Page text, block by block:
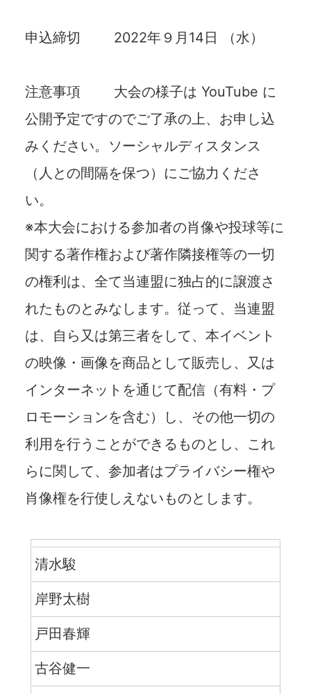
申込締切 2022年９⽉14⽇ （水）
注意事項 ⼤会の様⼦は YouTube に
公開予定ですのでご了承の上、お申し込
みください。ソーシャルディスタンス
（⼈との間隔を保つ）にご協⼒くださ
い。
※本⼤会における参加者の肖像や投球等に
関する著作権および著作隣接権等の⼀切
の権利は、全て当連盟に独占的に譲渡さ
れたものとみなします。従って、当連盟
は、⾃ら⼜は第三者をして、本イベント
の映像・画像を商品として販売し、⼜は
インターネットを通じて配信（有料・プ
ロモーションを含む）し、その他⼀切の
利⽤を⾏うことができるものとし、これ
らに関して、参加者はプライバシー権や
肖像権を⾏使しえないものとします。
清水駿
岸野太樹
戸田春輝
古谷健一